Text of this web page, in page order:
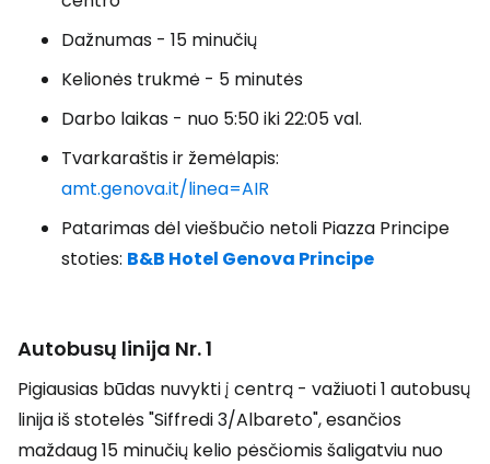
Dažnumas - 15 minučių
Kelionės trukmė - 5 minutės
Darbo laikas - nuo 5:50 iki 22:05 val.
Tvarkaraštis ir žemėlapis:
amt.genova.it/linea=AIR
Patarimas dėl viešbučio netoli Piazza Principe
stoties: B&B Hotel Genova Principe
Autobusų linija Nr. 1
Pigiausias būdas nuvykti į centrą - važiuoti 1 autobusų
linija iš stotelės "Siffredi 3/Albareto", esančios
maždaug 15 minučių kelio pėsčiomis šaligatviu nuo